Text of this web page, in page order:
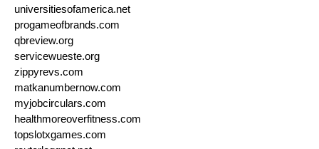
universitiesofamerica.net
progameofbrands.com
qbreview.org
servicewueste.org
zippyrevs.com
matkanumbernow.com
myjobcirculars.com
healthmoreoverfitness.com
topslotxgames.com